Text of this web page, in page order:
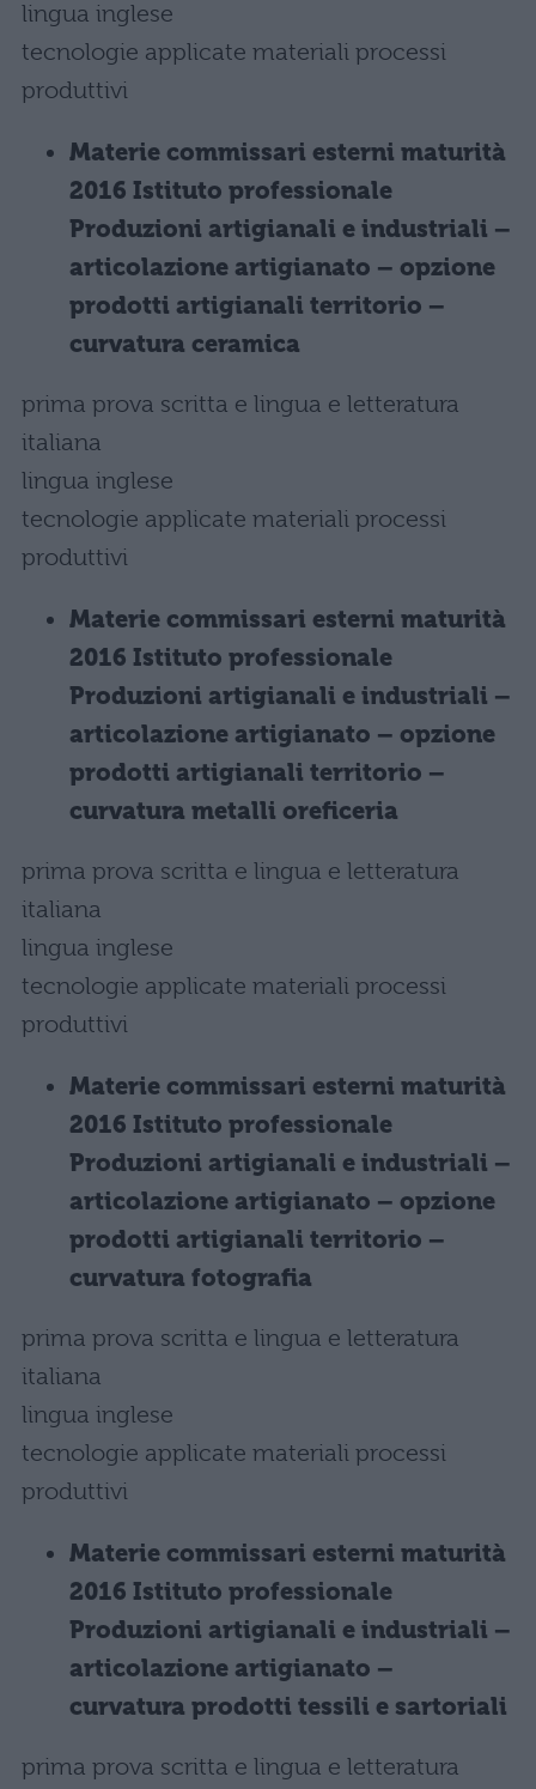
lingua inglese
tecnologie applicate materiali processi
produttivi
Materie commissari esterni maturità
2016 Istituto professionale
Produzioni artigianali e industriali –
articolazione artigianato – opzione
prodotti artigianali territorio –
curvatura ceramica
prima prova scritta e lingua e letteratura
italiana
lingua inglese
tecnologie applicate materiali processi
produttivi
Materie commissari esterni maturità
2016 Istituto professionale
Produzioni artigianali e industriali –
articolazione artigianato – opzione
prodotti artigianali territorio –
curvatura metalli oreficeria
prima prova scritta e lingua e letteratura
italiana
lingua inglese
tecnologie applicate materiali processi
produttivi
Materie commissari esterni maturità
2016 Istituto professionale
Produzioni artigianali e industriali –
articolazione artigianato – opzione
prodotti artigianali territorio –
curvatura fotografia
prima prova scritta e lingua e letteratura
italiana
lingua inglese
tecnologie applicate materiali processi
produttivi
Materie commissari esterni maturità
2016 Istituto professionale
Produzioni artigianali e industriali –
articolazione artigianato –
curvatura prodotti tessili e sartoriali
prima prova scritta e lingua e letteratura